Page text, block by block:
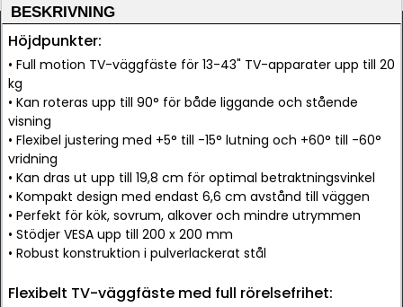
BESKRIVNING
Höjdpunkter:
• Full motion TV-väggfäste för 13-43" TV-apparater upp till 20
kg
• Kan roteras upp till 90° för både liggande och stående
visning
• Flexibel justering med +5° till -15° lutning och +60° till -60°
vridning
• Kan dras ut upp till 19,8 cm för optimal betraktningsvinkel
• Kompakt design med endast 6,6 cm avstånd till väggen
• Perfekt för kök, sovrum, alkover och mindre utrymmen
• Stödjer VESA upp till 200 x 200 mm
• Robust konstruktion i pulverlackerat stål
Flexibelt TV-väggfäste med full rörelsefrihet: